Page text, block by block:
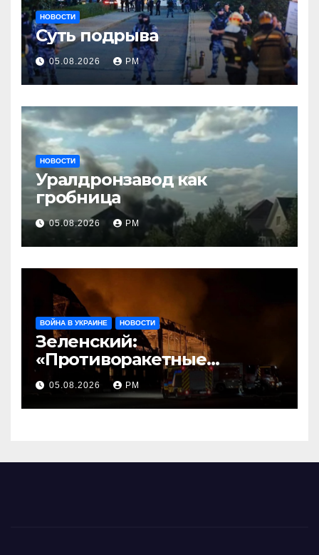
НОВОСТИ
Суть подрыва
05.08.2026 РМ
НОВОСТИ
Уралдронзавод как
гробница
05.08.2026 РМ
ВОЙНА В УКРАИНЕ НОВОСТИ
Зеленский:
«Противоракетные
средства могли бы спасти
погибших сегодня»
05.08.2026 РМ